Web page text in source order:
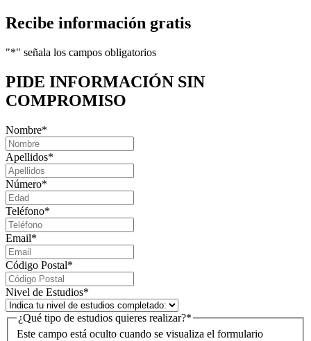
Recibe información gratis
"*" señala los campos obligatorios
PIDE INFORMACIÓN SIN
COMPROMISO
Nombre*
Apellidos*
Número*
Teléfono*
Email*
Código Postal*
Nivel de Estudios*
Este campo está oculto cuando se visualiza el formulario
¿Qué tipo de estudios quieres realizar?*